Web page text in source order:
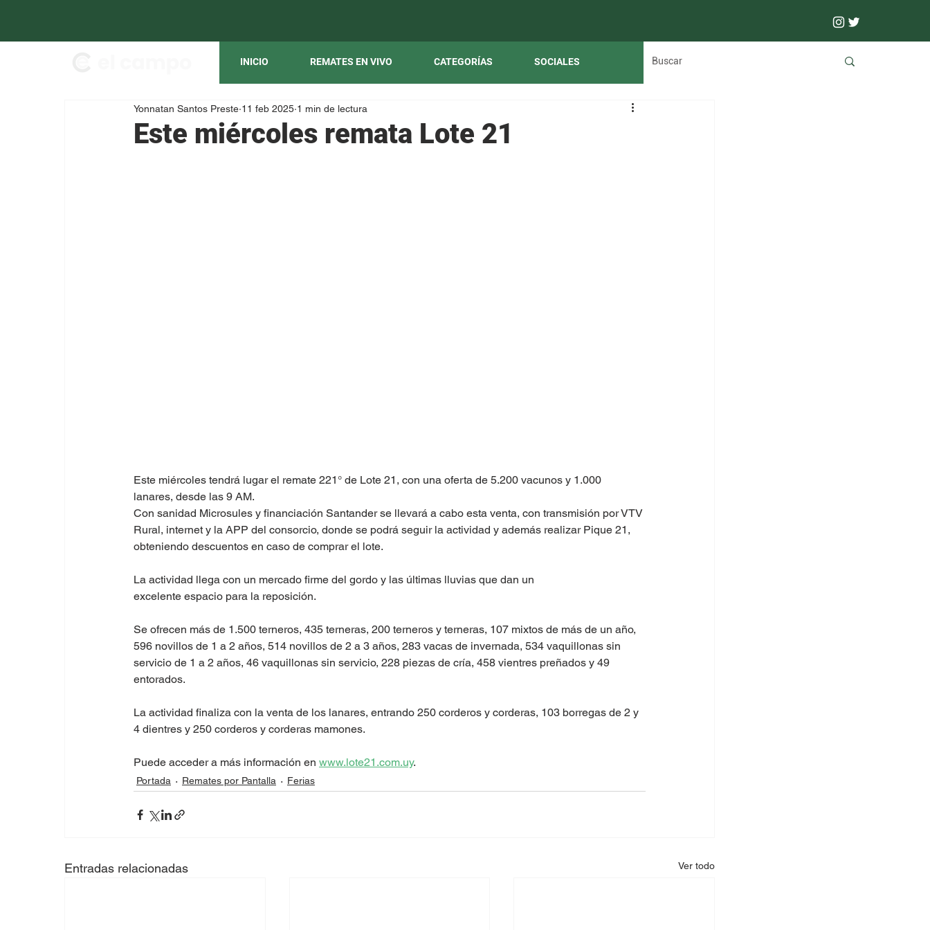
INICIO REMATES EN VIVO CATEGORÍAS SOCIALES
Este miércoles remata Lote 21
Yonnatan Santos Preste 11 feb 2025 1 min de lectura
Este miércoles tendrá lugar el remate 221° de Lote 21, con una oferta de 5.200 vacunos y 1.000
lanares, desde las 9 AM.
Con sanidad Microsules y financiación Santander se llevará a cabo esta venta, con transmisión por VTV
Rural, internet y la APP del consorcio, donde se podrá seguir la actividad y además realizar Pique 21,
obteniendo descuentos en caso de comprar el lote.
La actividad llega con un mercado firme del gordo y las últimas lluvias que dan un
excelente espacio para la reposición.
Se ofrecen más de 1.500 terneros, 435 terneras, 200 terneros y terneras, 107 mixtos de más de un año,
596 novillos de 1 a 2 años, 514 novillos de 2 a 3 años, 283 vacas de invernada, 534 vaquillonas sin
servicio de 1 a 2 años, 46 vaquillonas sin servicio, 228 piezas de cría, 458 vientres preñados y 49
entorados.
La actividad finaliza con la venta de los lanares, entrando 250 corderos y corderas, 103 borregas de 2 y
4 dientres y 250 corderos y corderas mamones.
Puede acceder a más información en www.lote21.com.uy.
Portada Remates por Pantalla Ferias
Entradas relacionadas Ver todo